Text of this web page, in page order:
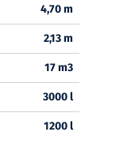
4,70 m
2,13 m
17 m3
3000 l
1200 l